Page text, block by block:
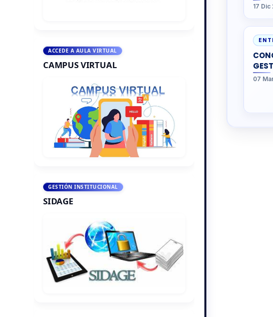
ACCEDE A AULA VIRTUAL
CAMPUS VIRTUAL
GESTIÓN INSTITUCIONAL
SIDAGE
17
07